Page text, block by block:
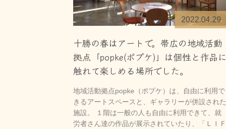
2022.04.29
十勝の春はアートで。帯広の地域活動
拠点「popke(ポプケ)」は個性と作品に
触れて楽しめる場所でした。
地域活動拠点popke（ポプケ）は、自由に利用で
きるアートスペースと、ギャラリーが併設された
施設。 １階は一般の人も自由に利用できて、就
労者さん達の作品が展示されていたり、「ＬＩＦ